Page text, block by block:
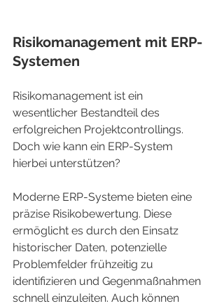
Risikomanagement mit ERP-
Systemen
Risikomanagement ist ein
wesentlicher Bestandteil des
erfolgreichen Projektcontrollings.
Doch wie kann ein ERP-System
hierbei unterstützen?
Moderne ERP-Systeme bieten eine
präzise Risikobewertung. Diese
ermöglicht es durch den Einsatz
historischer Daten, potenzielle
Problemfelder frühzeitig zu
identifizieren und Gegenmaßnahmen
schnell einzuleiten. Auch können